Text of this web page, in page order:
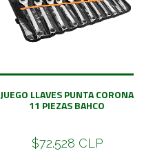
JUEGO LLAVES PUNTA CORONA
11 PIEZAS BAHCO
$72.528 CLP